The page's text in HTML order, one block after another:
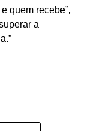
quem recebe”,
a